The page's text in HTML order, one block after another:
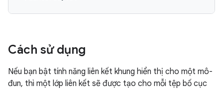
Cách sử dụng
Nếu bạn bật tính năng liên kết khung hiển thị cho một mô-
đun, thì một lớp liên kết sẽ được tạo cho mỗi tệp bố cục